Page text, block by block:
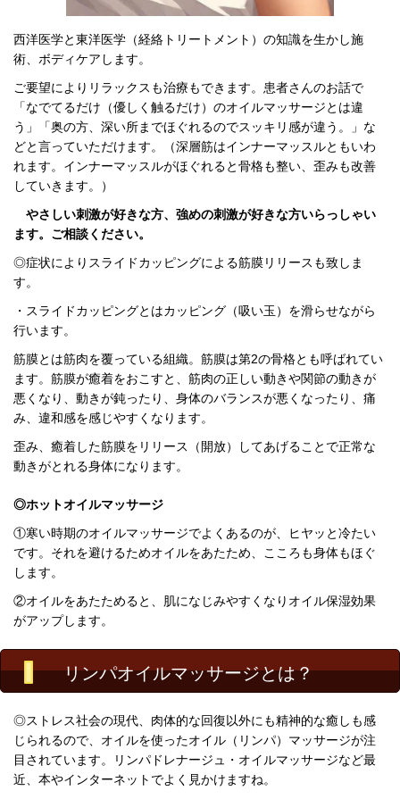
西洋医学と東洋医学（経絡トリートメント）の知識を生かし施
術、ボディケアします。
ご要望によりリラックスも治療もできます。患者さんのお話で
「なでてるだけ（優しく触るだけ） のオイルマッサージとは違
う」「奥の方、深い所までほぐれるのでスッキリ感が違う。」な
どと言っていただけます。（深層筋はインナーマッスルともいわ
れます。インナーマッスルがほぐれると骨格も整い、歪みも改善
していきます。）
やさしい刺激が好きな方、強めの刺激が好きな方いらっしゃい
ます。ご相談ください。
◎症状によりスライドカッピングによる筋膜リリースも致しま
す。
・スライドカッピングとはカッピング（吸い玉）を滑らせながら
行います。
筋膜とは筋肉を覆っている組織。筋膜は第2の骨格とも呼ばれてい
ます。筋膜が癒着をおこすと、筋肉の正しい動きや関節の動きが
悪くなり、動きが鈍ったり、身体のバランスが悪くなったり、痛
み、違和感を感じやすくなります。
歪み、癒着した筋膜をリリース（開放）してあげることで正常な
動きがとれる身体になります。
◎ホットオイルマッサージ
①寒い時期のオイルマッサージでよくあるのが、
ヒヤッと冷たい
です。それを避けるためオイルをあたため、こころも身体もほぐ
します。
②オイルをあたためると、肌になじみやすくなりオイル保湿効果
がアップします。
リンパオイルマッサージとは？
◎ストレス社会の現代、 肉体的な回復以外にも精神的な癒しも感
じられるので、 オイルを使ったオイル（リンパ）マッサージが注
目されています。
リンパドレナージュ・オイルマッサージなど最
近、本やインターネットでよく見かけますね。